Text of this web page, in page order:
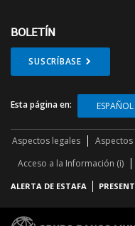
BOLETÍN
SUSCRÍBASE
Esta página en: ESPAÑOL
Aspectos legales Aspectos
Acceso a la Información (i)
ALERTA DE ESTAFA